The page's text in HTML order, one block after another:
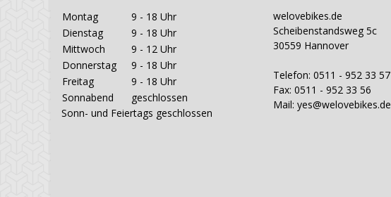
Montag
9 - 18 Uhr
Dienstag
9 - 18 Uhr
Mittwoch
9 - 12 Uhr
Donnerstag
9 - 18 Uhr
Freitag
9 - 18 Uhr
Sonnabend
geschlossen
Sonn- und Feiertags geschlossen
welovebikes.de
Scheibenstandsweg 5c
30559 Hannover
Telefon: 0511 - 952 33 57
Fax: 0511 - 952 33 56
Mail: yes@welovebikes.de